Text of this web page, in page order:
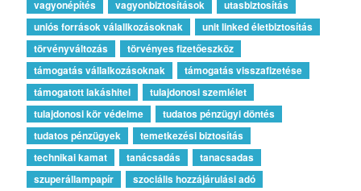
vagyonépítés
vagyonbiztosítások
utasbiztosítás
uniós források válallkozásoknak
unit linked életbiztosítás
törvényváltozás
törvényes fizetőeszköz
támogatás vállalkozásoknak
támogatás visszafizetése
támogatott lakáshitel
tulajdonosi szemlélet
tulajdonosi kör védelme
tudatos pénzügyi döntés
tudatos pénzügyek
temetkezési biztosítás
technikai kamat
tanácsadás
tanacsadas
szuperállampapír
szociális hozzájárulási adó